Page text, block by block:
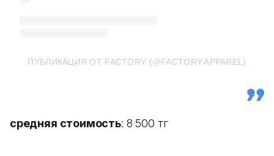
ПУБЛИКАЦИЯ ОТ FACTORY (@FACTORY.APPAREL)
средняя стоимость: 8 500 тг